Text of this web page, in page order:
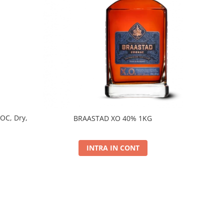
Dry, BRAASTAD XO 40% 1KG
INTRA IN CONT